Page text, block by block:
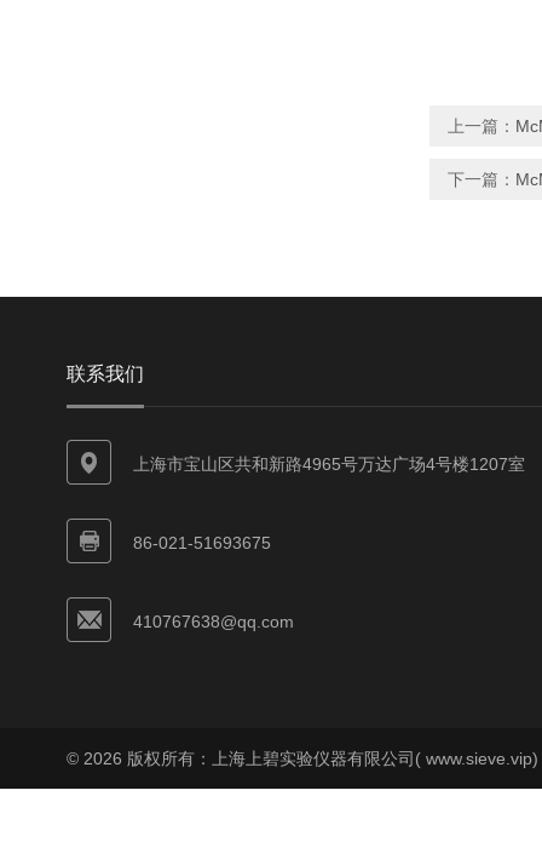
上一篇：
下一篇：
联系我们
上海市宝山区共和新路4965号万达广场4号楼1207室
86-021-51693675
410767638@qq.com
© 2026 版权所有：上海上碧实验仪器有限公司(